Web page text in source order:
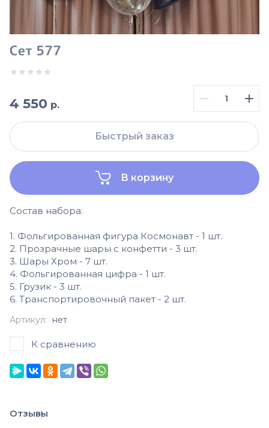
Сет 577
4 550 р.
В корзину
Быстрый заказ
Состав набора:
1. Фольгированная фигура Космонавт - 1 шт.
2. Прозрачные шары с конфетти - 3 шт.
3. Шары Хром - 7 шт.
4. Фольгированная цифра - 1 шт.
5. Грузик - 3 шт.
6. Транспортировочный пакет - 2 шт.
Артикул: нет
К сравнению
Отзывы